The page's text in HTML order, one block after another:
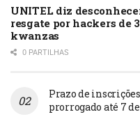
UNITEL diz
resgate por hackers de
kwanzas
0 PARTILHAS
Prazo de
prorrogado até 7